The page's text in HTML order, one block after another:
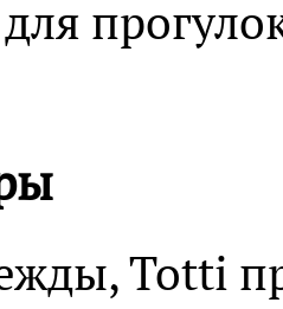
Totti